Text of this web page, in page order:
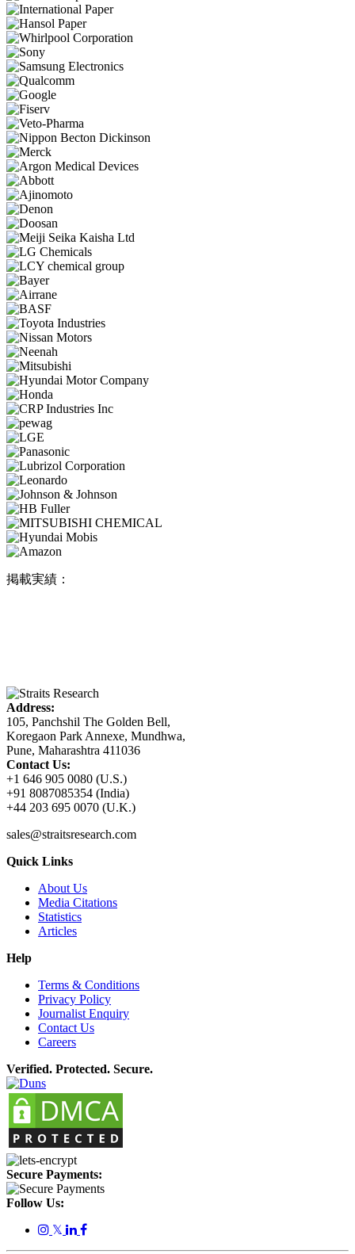
掲載実績：
Address:
105, Panchshil The Golden Bell,
Koregaon Park Annexe, Mundhwa,
Pune, Maharashtra 411036
Contact Us:
+1 646 905 0080 (U.S.)
+91 8087085354 (India)
+44 203 695 0070 (U.K.)
sales@straitsresearch.com
Quick Links
About Us
Media Citations
Statistics
Articles
Help
Terms & Conditions
Privacy Policy
Journalist Enquiry
Contact Us
Careers
Verified. Protected. Secure.
Secure Payments:
Follow Us:
𝕏